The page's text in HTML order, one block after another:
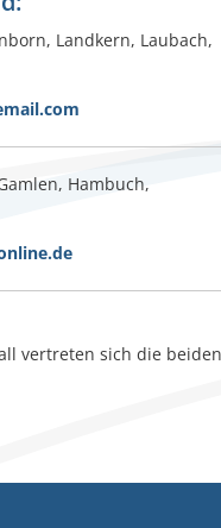
Landkern, Laubach,
Hambuch,
vertreten sich die beiden